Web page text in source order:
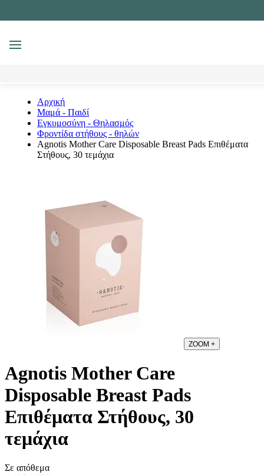
MENU
Αρχική
Μαμά - Παιδί
Εγκυμοσύνη - Θηλασμός
Φροντίδα στήθους - θηλών
Agnotis Mother Care Disposable Breast Pads Επιθέματα
Στήθους, 30 τεμάχια
ZOOM +
Agnotis Mother Care
Disposable Breast Pads
Επιθέματα Στήθους, 30
τεμάχια
Σε απόθεμα